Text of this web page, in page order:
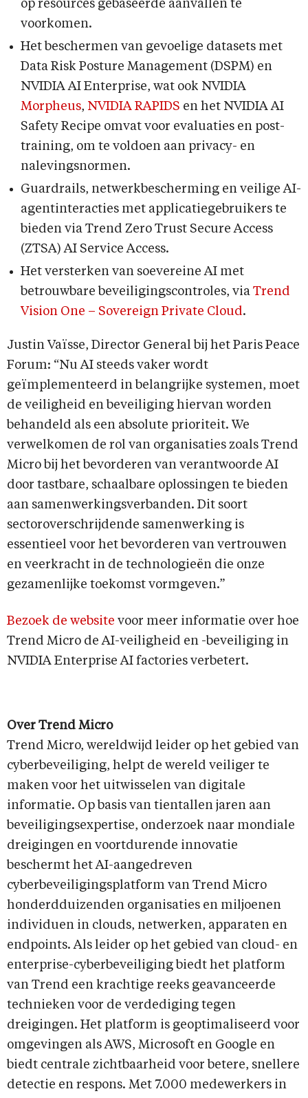
op resources gebaseerde aanvallen te
voorkomen.
Het beschermen van gevoelige datasets met
Data Risk Posture Management (DSPM) en
NVIDIA AI Enterprise, wat ook NVIDIA
Morpheus, NVIDIA RAPIDS en het NVIDIA AI
Safety Recipe omvat voor evaluaties en post-
training, om te voldoen aan privacy- en
nalevingsnormen.
Guardrails, netwerkbescherming en veilige AI-
agentinteracties met applicatiegebruikers te
bieden via Trend Zero Trust Secure Access
(ZTSA) AI Service Access.
Het versterken van soevereine AI met
betrouwbare beveiligingscontroles, via Trend
Vision One – Sovereign Private Cloud.
Justin Vaïsse, Director General bij het Paris Peace
Forum: “Nu AI steeds vaker wordt
geïmplementeerd in belangrijke systemen, moet
de veiligheid en beveiliging hiervan worden
behandeld als een absolute prioriteit. We
verwelkomen de rol van organisaties zoals Trend
Micro bij het bevorderen van verantwoorde AI
door tastbare, schaalbare oplossingen te bieden
aan samenwerkingsverbanden. Dit soort
sectoroverschrijdende samenwerking is
essentieel voor het bevorderen van vertrouwen
en veerkracht in de technologieën die onze
gezamenlijke toekomst vormgeven.”
Bezoek de website voor meer informatie over hoe
Trend Micro de AI-veiligheid en -beveiliging in
NVIDIA Enterprise AI factories verbetert.
Over Trend Micro
Trend Micro, wereldwijd leider op het gebied van
cyberbeveiliging, helpt de wereld veiliger te
maken voor het uitwisselen van digitale
informatie. Op basis van tientallen jaren aan
beveiligingsexpertise, onderzoek naar mondiale
dreigingen en voortdurende innovatie
beschermt het AI-aangedreven
cyberbeveiligingsplatform van Trend Micro
honderdduizenden organisaties en miljoenen
individuen in clouds, netwerken, apparaten en
endpoints. Als leider op het gebied van cloud- en
enterprise-cyberbeveiliging biedt het platform
van Trend een krachtige reeks geavanceerde
technieken voor de verdediging tegen
dreigingen. Het platform is geoptimaliseerd voor
omgevingen als AWS, Microsoft en Google en
biedt centrale zichtbaarheid voor betere, snellere
detectie en respons. Met 7.000 medewerkers in